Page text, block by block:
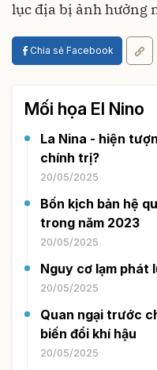
lục địa bị ảnh hưởng
Chia sẻ Facebook
Mối họa El Nino
La Nina - hiện
chính trị?
20/05/2025
Bốn kịch bản hệ
trong năm 2023
20/05/2025
Nguy cơ lạm phát
20/05/2025
Quan ngại trước
biến đổi khí hậu
20/05/2025